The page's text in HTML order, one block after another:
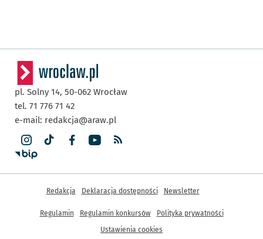
pl. Solny 14, 50-062 Wrocław
tel. 71 776 71 42
e-mail: redakcja@araw.pl
Inne informacje
Redakcja Deklaracja dostępności Newsletter
Regulamin Regulamin konkursów
Polityka prywatności
Ustawienia cookies